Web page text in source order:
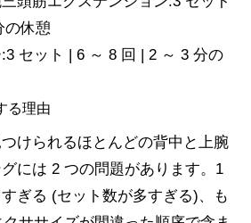
の休憩
セット | 6 ～ 8 回 | 2 ～ 3 分の
る理由
けられるほとんどの背中と上腕
には 2 つの問題があります。1
ぎる (セット数が多すぎる)、も